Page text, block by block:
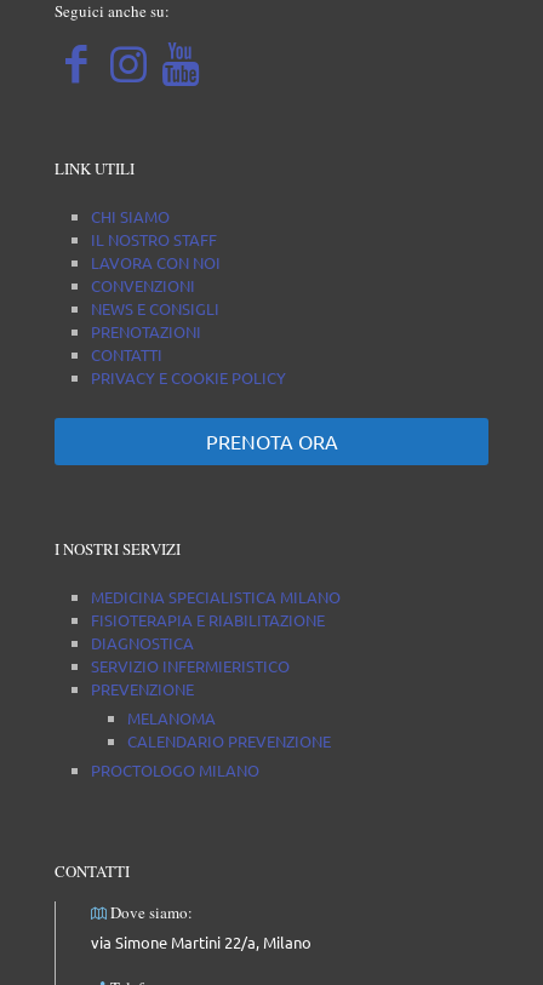
Seguici anche su:
LINK UTILI
CHI SIAMO
IL NOSTRO STAFF
LAVORA CON NOI
CONVENZIONI
NEWS E CONSIGLI
PRENOTAZIONI
CONTATTI
PRIVACY E COOKIE POLICY
PRENOTA ORA
I NOSTRI SERVIZI
MEDICINA SPECIALISTICA MILANO
FISIOTERAPIA E RIABILITAZIONE
DIAGNOSTICA
SERVIZIO INFERMIERISTICO
PREVENZIONE
MELANOMA
CALENDARIO PREVENZIONE
PROCTOLOGO MILANO
CONTATTI
Dove siamo:
via Simone Martini 22/a, Milano